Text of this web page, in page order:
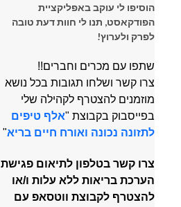
הוסיפו לי עוקב באפליקציית
הפודקאסט, תנו לי חוות דעת טובה
לפרק ולערוץ!
שתפו עם מכרים וחברים!!
צרו קשר ושלחו תגובות בכל נושא
מוזמנים להצטרף לקהילה שלי
בפייסבוק בקבוצת "אלף טיפים
לתזונה נכונה ואורח חיים בריא"
צרו קשר בטלפון לתיאום פגישת
הערכת בריאות ללא עלות ו/או
להצטרף לקבוצת ווטסאפ עם